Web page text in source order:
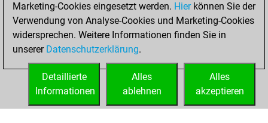
Montag, März 14,
2022
You created
your Fritz account
Marketing-Cookies eingesetzt werden. Hierkönnen Sie der
Verwendung von Analyse-Cookies und Marketing-Cookies
widersprechen. Weitere Informationen finden Sie in
unserer Datenschutzerklärung.
Alles
akzeptieren
Alles
ablehnen
Detaillierte
Informationen